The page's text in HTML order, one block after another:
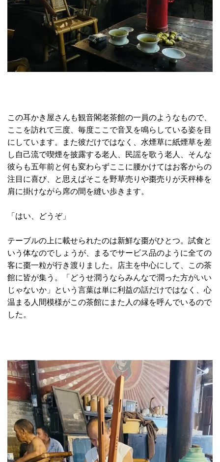
この耳かき屋さんも観音閣老茶館の一員のようなもので、
ここを訪れて三度、毎度ここで音叉を鳴らしている姿を目
にしています。また彼だけではなく、水煙草に紙煙草を差
し自己流で喫煙を披露する老人、民謡を歌う老人、そんな
彼らも五年前と何も変わらずここに腰かけてはお客からの
注目に喜び、と思えばそこを野草売りや棗売りが天秤棒を
肩に掛けながら席の間を縫い歩きます。
「はい、どうぞ」
テーブルの上に載せられたのは新鮮な棗がひとつ。試食と
いう体なのでしょうが、まるでサービス品のように全ての
客に棗一粒が行き渡りました。店主を中心にして、この茶
館に皆が集う。「どうせ潤うならみんなで潤った方がいい
じゃないか」という言葉は単に利益の話だけではなく、心
温まる人間模様がこの茶館にまた人の縁を呼んでいるので
した。